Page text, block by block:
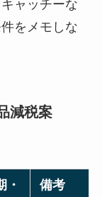
ャッチーな
をメモしな
減税案
・
備考